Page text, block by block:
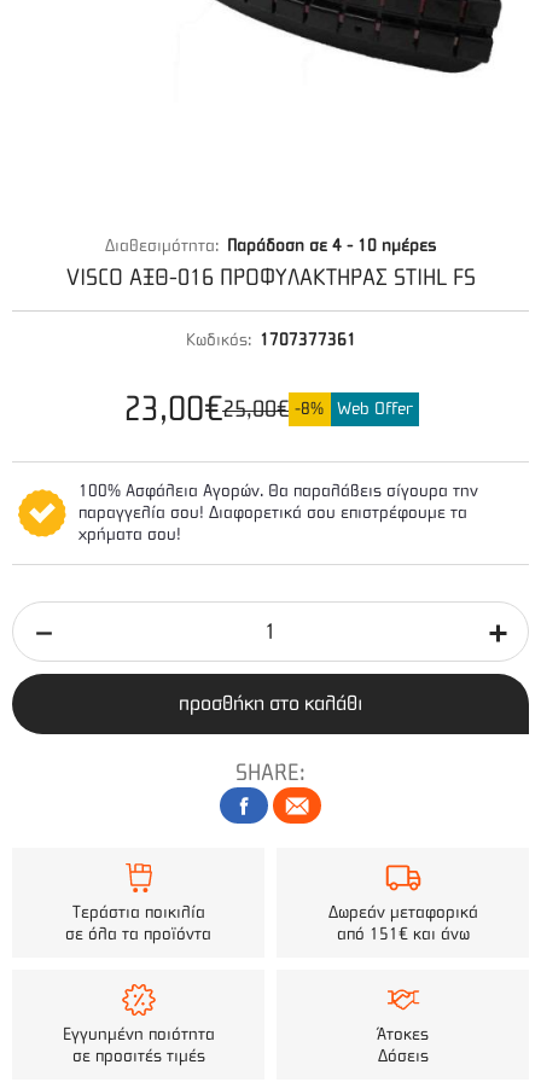
Διαθεσιμότητα: Παράδοση σε 4 - 10 ημέρες
VISCO ΑΞΘ-016 ΠΡΟΦΥΛΑΚΤΗΡΑΣ STIHL FS
Κωδικός: 1707377361
23,00€25,00€ -8% Web Offer
100% Ασφάλεια Αγορών. Θα παραλάβεις σίγουρα την
παραγγελία σου! Διαφορετικά σου επιστρέφουμε τα
χρήματα σου!
προσθήκη στο καλάθι
SHARE:
Τεράστια ποικιλία
σε όλα τα προϊόντα
Δωρεάν μεταφορικά
από 151€ και άνω
Εγγυημένη ποιότητα
σε προσιτές τιμές
Άτοκες
Δόσεις